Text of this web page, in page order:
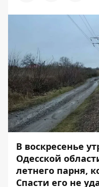
В воскресенье
Одесской
летнего парня,
Спасти его не